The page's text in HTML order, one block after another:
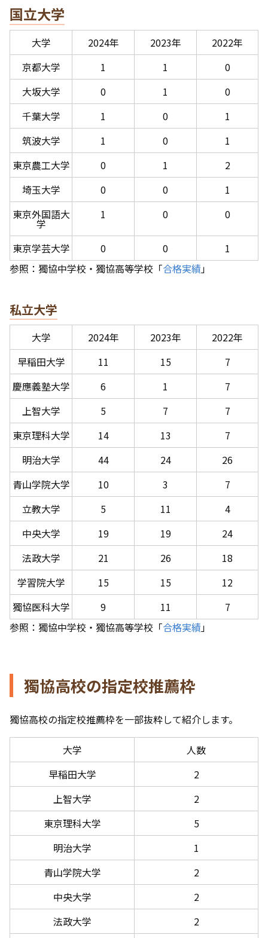
国立大学
大学 2024年 2023年
2022年
京都大学
1 1
0
大坂大学
0 1
0
千葉大学
1 0
1
筑波大学
1 0
1
東京農工大学
0 1
2
埼玉大学
0 0
1
東京外国語大
学
1 0 0
東京学芸大学 0 0
1
参照：獨協中学校・獨協高等学校「合格実績」
私立大学
大学 2024年 2023年
2022年
早稲田大学
11 15
7
慶應義塾大学
6 1
7
上智大学
5 7
7
東京理科大学
14 13
7
明治大学
44 24
26
青山学院大学
10 3
7
立教大学
5 11
4
中央大学
19 19
24
法政大学
21 26
18
学習院大学
15 15
12
獨協医科大学
9 11
7
参照：獨協中学校・獨協高等学校「合格実績」
獨協高校の指定校推薦枠
獨協高校の指定校推薦枠を一部抜粋して紹介します。
大学
人数
早稲田大学
2
上智大学
2
東京理科大学
5
明治大学
1
青山学院大学
2
中央大学
2
法政大学
2